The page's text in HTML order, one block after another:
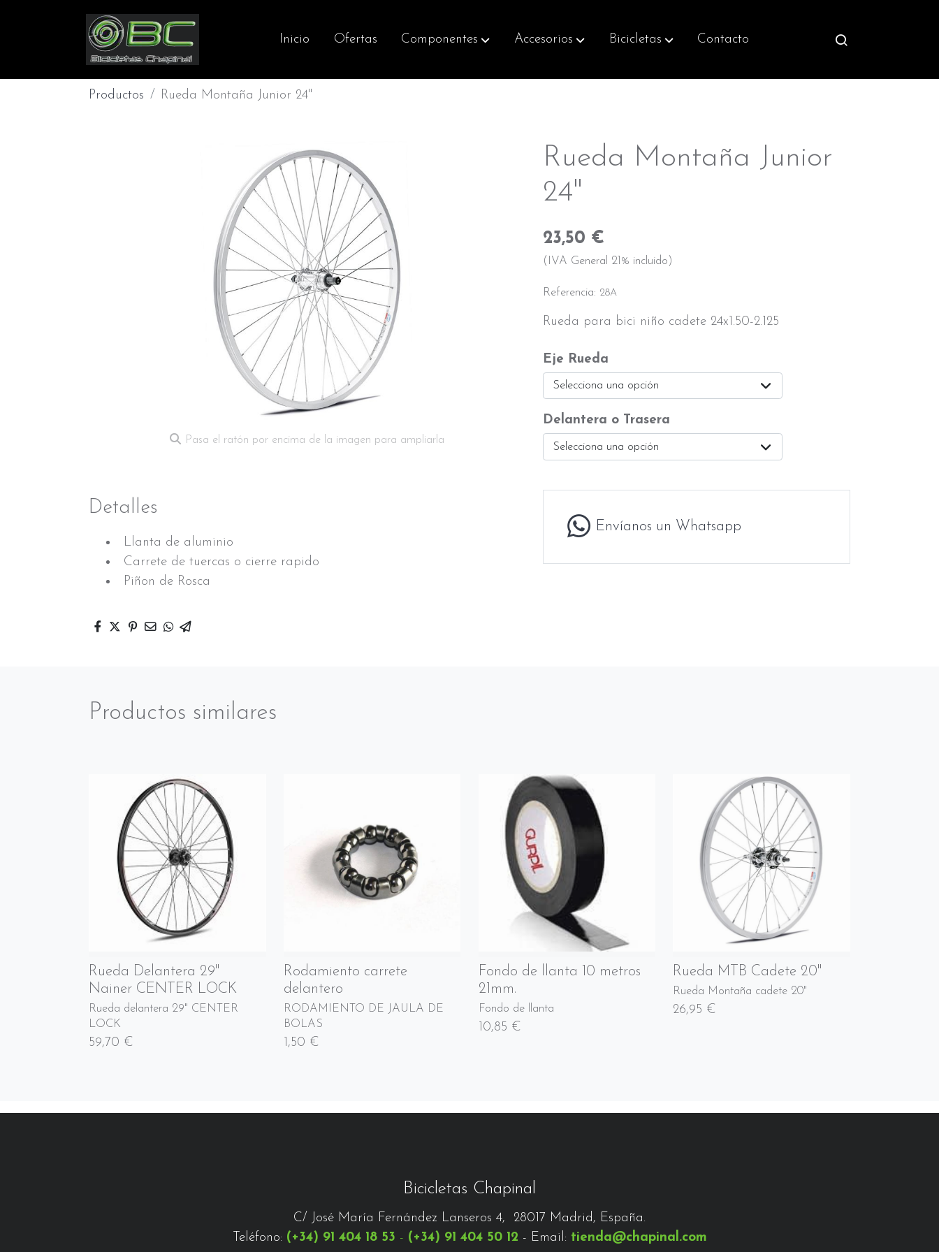
Inicio Ofertas Componentes Accesorios Bicicletas Contacto
Productos Rueda Montaña Junior 24"
Pasa el ratón por encima de la imagen para ampliarla
Detalles
Llanta de aluminio
Carrete de tuercas o cierre rapido
Piñon de Rosca
Rueda Montaña Junior
24"
23,50 €
(IVA General 21% incluido)
Referencia: 28A
Rueda para bici niño cadete 24x1.50-2.125
Eje Rueda
Selecciona una opción
Delantera o Trasera
Selecciona una opción
Envíanos un Whatsapp
Productos similares
Rueda Delantera 29"
Nainer CENTER LOCK
Rueda delantera 29" CENTER
LOCK
59,70 €
Rodamiento carrete
delantero
RODAMIENTO DE JAULA DE
BOLAS
1,50 €
Fondo de llanta 10 metros
21mm.
Fondo de llanta
10,85 €
Rueda MTB Cadete 20"
Rueda Montaña cadete 20"
26,95 €
Bicicletas Chapinal
C/ José María Fernández Lanseros 4, 28017 Madrid, España.
Teléfono: (+34) 91 404 18 53 - (+34) 91 404 50 12 - Email: tienda@chapinal.com